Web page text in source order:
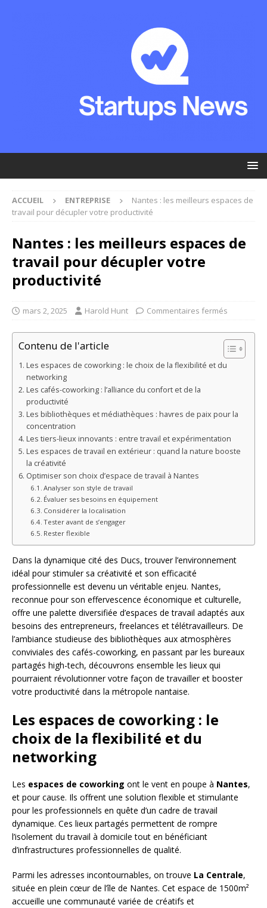
ACCUEIL ENTREPRISE
Nantes : les meilleurs espaces de
travail pour décupler votre productivité
Nantes : les meilleurs espaces de
travail pour décupler votre
productivité
mars 2, 2025 Harold Hunt Commentaires fermés
Contenu de l'article
Les espaces de coworking : le choix de la flexibilité et du
networking
Les cafés-coworking : l’alliance du confort et de la
productivité
Les bibliothèques et médiathèques : havres de paix pour la
concentration
Les tiers-lieux innovants : entre travail et expérimentation
Les espaces de travail en extérieur : quand la nature booste
la créativité
Optimiser son choix d’espace de travail à Nantes
Analyser son style de travail
Évaluer ses besoins en équipement
Considérer la localisation
Tester avant de s’engager
Rester flexible
Dans la dynamique cité des Ducs, trouver l’environnement
idéal pour stimuler sa créativité et son efficacité
professionnelle est devenu un véritable enjeu. Nantes,
reconnue pour son effervescence économique et culturelle,
offre une palette diversifiée d’espaces de travail adaptés aux
besoins des entrepreneurs, freelances et télétravailleurs. De
l’ambiance studieuse des bibliothèques aux atmosphères
conviviales des cafés-coworking, en passant par les bureaux
partagés high-tech, découvrons ensemble les lieux qui
pourraient révolutionner votre façon de travailler et booster
votre productivité dans la métropole nantaise.
Les espaces de coworking : le
choix de la flexibilité et du
networking
Les espaces de coworking ont le vent en poupe à Nantes,
et pour cause. Ils offrent une solution flexible et stimulante
pour les professionnels en quête d’un cadre de travail
dynamique. Ces lieux partagés permettent de rompre
l’isolement du travail à domicile tout en bénéficiant
d’infrastructures professionnelles de qualité.
Parmi les adresses incontournables, on trouve La Centrale,
située en plein cœur de l’île de Nantes. Cet espace de 1500m²
accueille une communauté variée de créatifs et